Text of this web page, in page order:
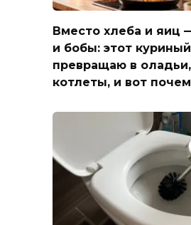
Вместо хлеба и яиц
и бобы: этот
превращаю в
котлеты, и вот